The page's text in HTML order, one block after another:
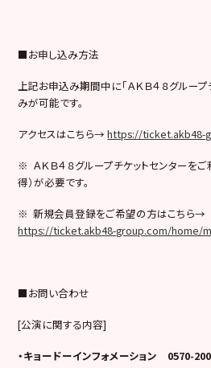
■お申し込み方法
上記お申込み期間中に「ＡＫＢ４８グルー
みが可能です。
アクセスはこちら→https://ticket.akb48-
※ ＡＫＢ４８グループチケットセンターを
得）が必要です。
※ 新規会員登録をご希望の方はこちら→
https://ticket.akb48-group.com/home/
■お問い合わせ
[公演に関する内容]
・キョードーインフォメーション 0570-